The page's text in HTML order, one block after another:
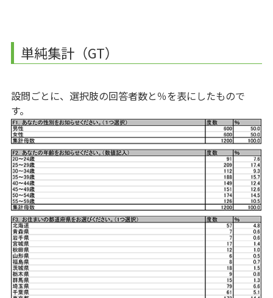
単純集計（GT）
設問ごとに、選択肢の回答者数と％を表にしたもので
す。